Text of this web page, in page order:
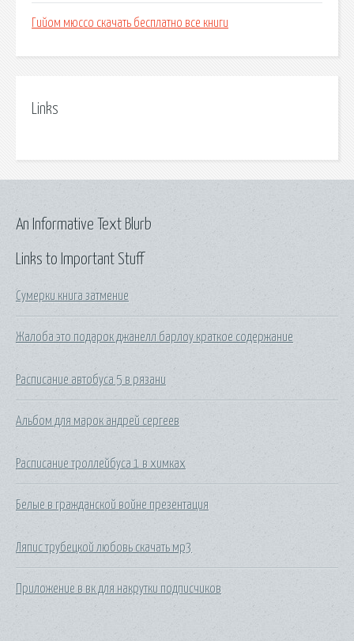
Гийом мюссо скачать бесплатно все книги
Links
Links to Important Stuff
Сумерки книга затмение
Жалоба это подарок джанелл барлоу краткое содержание
Расписание автобуса 5 в рязани
Альбом для марок андрей сергеев
Расписание троллейбуса 1 в химках
Белые в гражданской войне презентация
Ляпис трубецкой любовь скачать мр3
Приложение в вк для накрутки подписчиков
An Informative Text Blurb